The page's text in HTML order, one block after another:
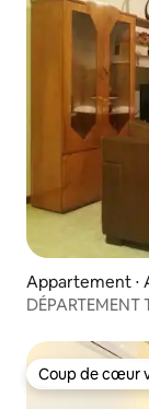
Appartement ⋅
DÉPARTEMENT
Coup de cœur
Coup de cœur